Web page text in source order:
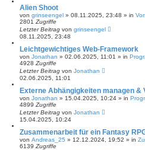
Alien Shoot
von grinseengel » 08.11.2025, 23:48 » in
2801 Zugriffe
Letzter Beitrag von grinseengel
08.11.2025, 23:48
Leichtgewichtiges Web-Framework
von Jonathan » 02.06.2025, 11:01 » in
4928 Zugriffe
Letzter Beitrag von Jonathan
02.06.2025, 11:01
Externe Abhängigkeiten managen &
von Jonathan » 15.04.2025, 10:24 » in
4899 Zugriffe
Letzter Beitrag von Jonathan
15.04.2025, 10:24
Zusammenarbeit für ein Fantasy
von Andreas_25 » 12.12.2024, 19:52 » in
6139 Zugriffe